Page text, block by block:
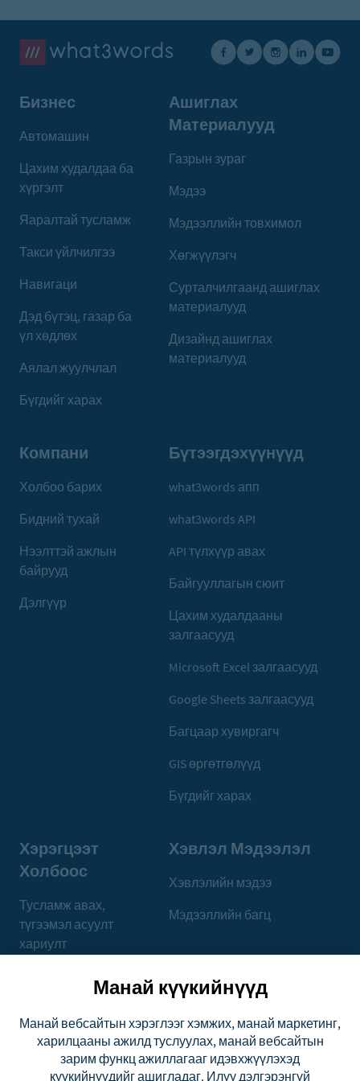
Бизнес
Автомашин
Цахим худалдаа ба
хүргэлт
Яаралтай тусламж
Такси үйлчилгээ
Навигаци
Дэд бүтэц, газар ба
үл хөдлөх
Аялал жуулчлал
Бүгдийг харах
Ашиглах
Материалууд
Газрын зураг
Мэдээ
Мэдээллийн товхимол
Хөгжүүлэгч
Сурталчилгаанд ашиглах
материалууд
Дизайнд ашиглах
материалууд
Компани
Холбоо барих
Бидний тухай
Нээлттэй ажлын
байрууд
Дэлгүүр
Бүтээгдэхүүнүүд
what3words апп
what3words API
API түлхүүр авах
Байгууллагын сюит
Цахим худалдааны
залгаасууд
Microsoft Excel залгаасууд
Google Sheets залгаасууд
Багцаар хувиргагч
GIS өргөтгөлүүд
Бүгдийг харах
Хэрэгцээт
Холбоос
Тусламж авах,
түгээмэл асуулт
хариулт
боломжууд
Нийгэмлэг
Хэвлэл Мэдээлэл
Хэвлэлийн мэдээ
Мэдээллийн багц
Манай күүкийнүүд
Манай вебсайтын хэрэглээг хэмжих, манай маркетинг,
харилцааны ажилд туслуулах, манай вебсайтын
зарим функц ажиллагааг идэвхжүүлэхэд
күүкийнүүдийг ашигладаг. Илүү дэлгэрэнгүй